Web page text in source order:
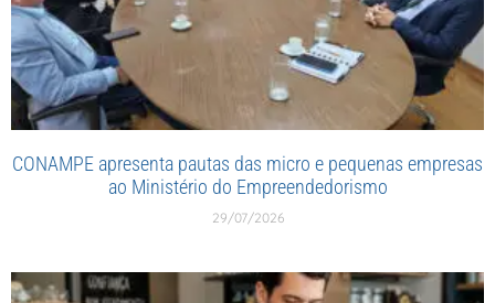
CONAMPE apresenta pautas das micro e pequenas empresas
ao Ministério do Empreendedorismo
29/07/2026